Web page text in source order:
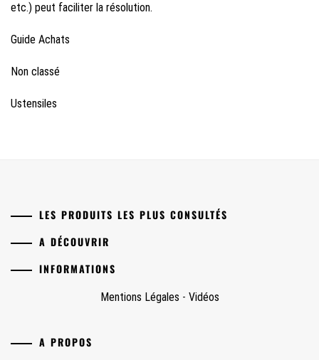
etc.) peut faciliter la résolution.
Guide Achats
Non classé
Ustensiles
LES PRODUITS LES PLUS CONSULTÉS
A DÉCOUVRIR
INFORMATIONS
Mentions Légales - Vidéos
A PROPOS